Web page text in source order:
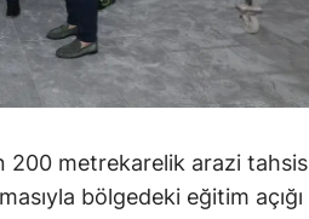
200 metrekarelik arazi tahsis
bölgedeki eğitim açığı